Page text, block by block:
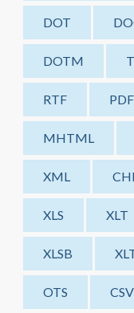
DOT
DOTM
RTF PDF
MHTML
XML
XLS XLT
XLSB
OTS CSV